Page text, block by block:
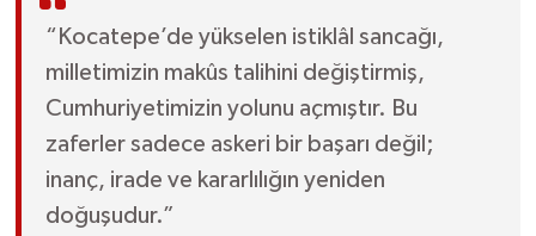
“Kocatepe’de yükselen istiklâl sancağı,
milletimizin makûs talihini değiştirmiş,
Cumhuriyetimizin yolunu açmıştır. Bu
zaferler sadece askeri bir başarı değil;
inanç, irade ve kararlılığın yeniden
doğuşudur.”